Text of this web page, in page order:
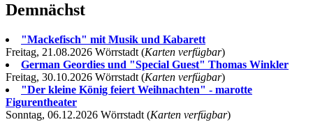
Demnächst
"Mackefisch" mit Musik und Kabarett
Freitag, 21.08.2026 Wörrstadt (Karten verfügbar)
German Geordies und "Special Guest" Thomas Winkler
Freitag, 30.10.2026 Wörrstadt (Karten verfügbar)
"Der kleine König feiert Weihnachten" - marotte
Figurentheater
Sonntag, 06.12.2026 Wörrstadt (Karten verfügbar)